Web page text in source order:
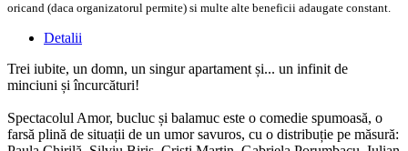
oricand (daca organizatorul permite) si multe alte beneficii adaugate constant.
Detalii
Trei iubite, un domn, un singur apartament și... un infinit de
minciuni și încurcături!
Spectacolul Amor, bucluc și balamuc este o comedie spumoasă, o
farsă plină de situații de un umor savuros, cu o distribuție pe măsură: